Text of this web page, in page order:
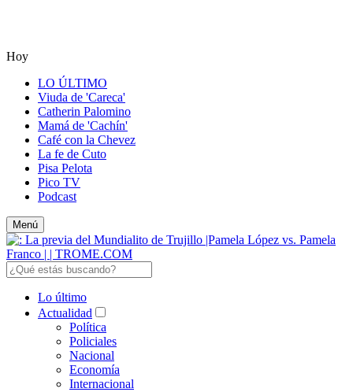
Hoy
LO ÚLTIMO
Viuda de 'Careca'
Catherin Palomino
Mamá de 'Cachín'
Café con la Chevez
La fe de Cuto
Pisa Pelota
Pico TV
Podcast
Menú
Lo último
Actualidad
Política
Policiales
Nacional
Economía
Internacional